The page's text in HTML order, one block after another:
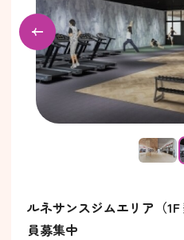
ルネサンスジムエリア（
員募集中